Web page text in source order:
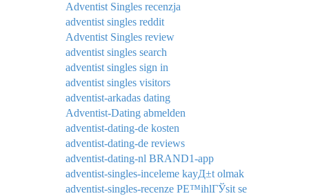
Adventist Singles recenzja
adventist singles reddit
Adventist Singles review
adventist singles search
adventist singles sign in
adventist singles visitors
adventist-arkadas dating
Adventist-Dating abmelden
adventist-dating-de kosten
adventist-dating-de reviews
adventist-dating-nl BRAND1-app
adventist-singles-inceleme kayД±t olmak
adventist-singles-recenze PЕ™ihlГЎsit se